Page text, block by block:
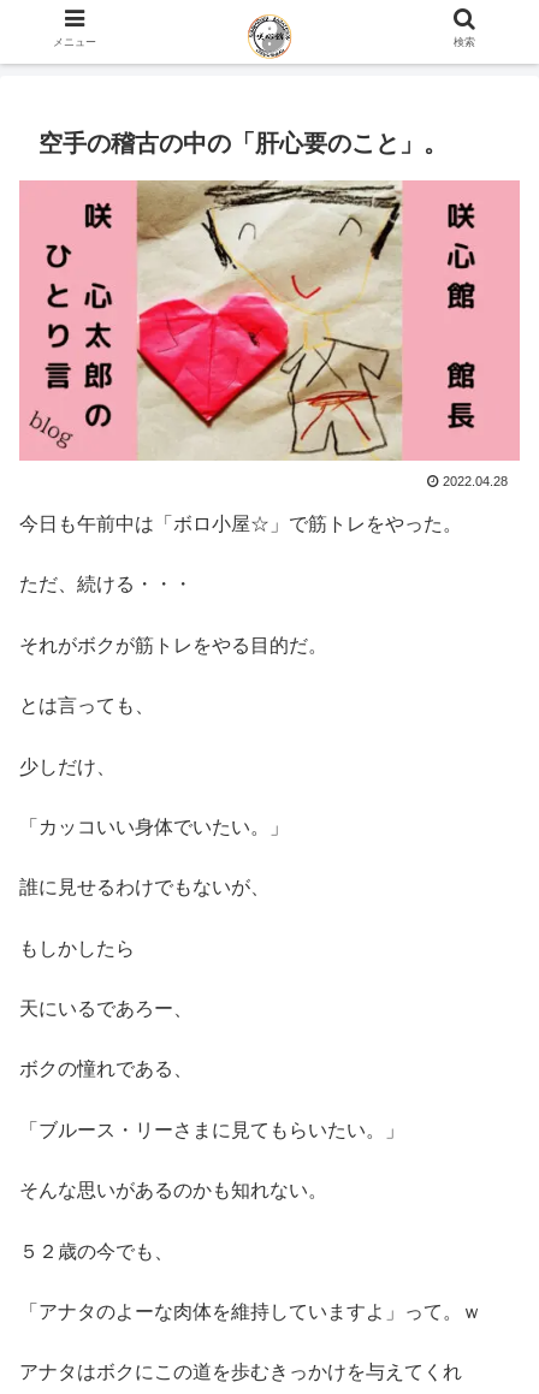
ホーム 咲心館 館長 咲 心太郎のひとり言 blog
空手の稽古の中の「肝心要のこと」。
2022.04.28
今日も午前中は「ボロ小屋☆」で筋トレをやった。
ただ、続ける・・・
それがボクが筋トレをやる目的だ。
とは言っても、
少しだけ、
「カッコいい身体でいたい。」
誰に見せるわけでもないが、
もしかしたら
天にいるであろー、
ボクの憧れである、
「ブルース・リーさまに見てもらいたい。」
そんな思いがあるのかも知れない。
５２歳の今でも、
「アナタのよーな肉体を維持していますよ」って。ｗ
アナタはボクにこの道を歩むきっかけを与えてくれ
メニュー 検索